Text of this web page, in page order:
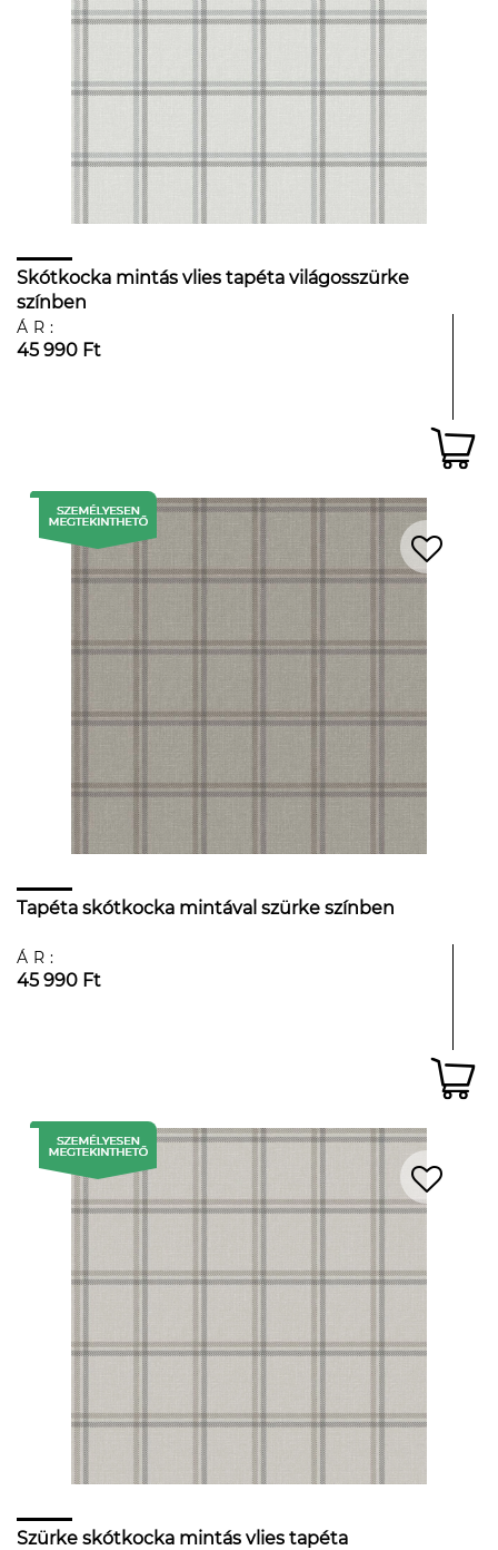
Skótkocka mintás vlies tapéta világosszürke
színben
ÁR:
45 990 Ft
Tapéta skótkocka mintával szürke színben
ÁR:
45 990 Ft
Szürke skótkocka mintás vlies tapéta